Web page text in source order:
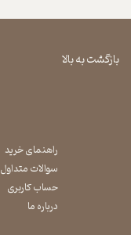
بازگشت به بالا
راهنمای خرید
سوالات متداول
حساب کاربری
درباره ما